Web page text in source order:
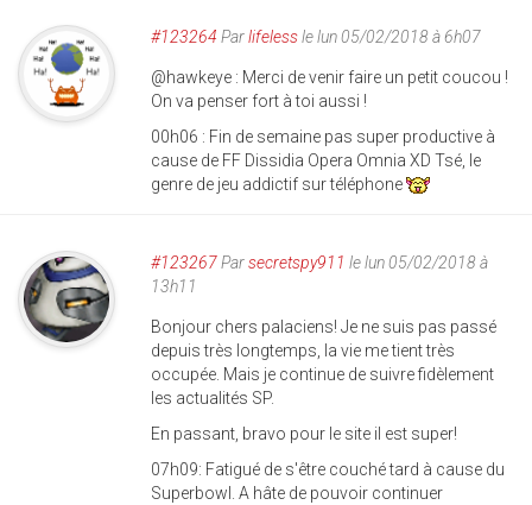
#123264 Parlifelessle lun 05/02/2018 à 6h07
@hawkeye : Merci de venir faire un petit coucou !
On va penser fort à toi aussi !
00h06 : Fin de semaine pas super productive à
cause de FF Dissidia Opera Omnia XD Tsé, le
genre de jeu addictif sur téléphone
#123267Parsecretspy911 le lun 05/02/2018 à
13h11
Bonjour chers palaciens! Je ne suis pas passé
depuis très longtemps, la vie me tient très
occupée. Mais je continue de suivre fidèlement
les actualités SP.
En passant, bravo pour le site il est super!
07h09: Fatigué de s'être couché tard à cause du
Superbowl. A hâte de pouvoir continuer